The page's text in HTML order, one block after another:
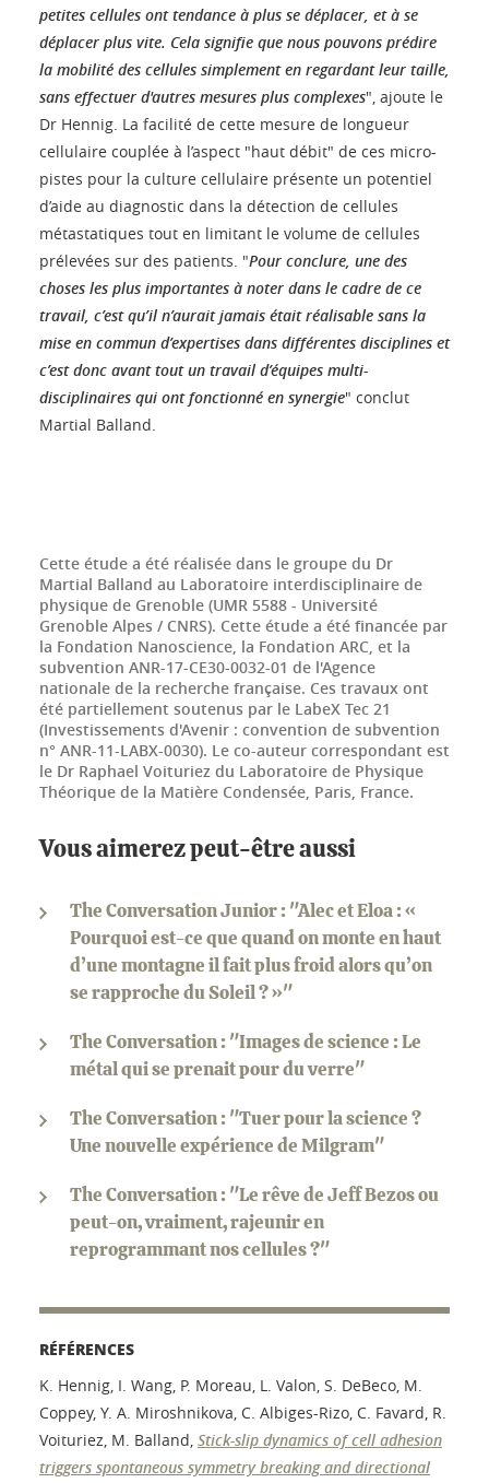
petites cellules ont tendance à plus se déplacer, et à se
déplacer plus vite. Cela signifie que nous pouvons prédire
la mobilité des cellules simplement en regardant leur taille,
sans effectuer d'autres mesures plus complexes", ajoute le
Dr Hennig. La facilité de cette mesure de longueur
cellulaire couplée à l’aspect "haut débit" de ces micro-
pistes pour la culture cellulaire présente un potentiel
d’aide au diagnostic dans la détection de cellules
métastatiques tout en limitant le volume de cellules
prélevées sur des patients. "Pour conclure, une des
choses les plus importantes à noter dans le cadre de ce
travail, c’est qu’il n’aurait jamais était réalisable sans la
mise en commun d’expertises dans différentes disciplines et
c’est donc avant tout un travail d’équipes multi-
disciplinaires qui ont fonctionné en synergie" conclut
Martial Balland.
Cette étude a été réalisée dans le groupe du Dr
Martial Balland au Laboratoire interdisciplinaire de
physique de Grenoble (UMR 5588 - Université
Grenoble Alpes / CNRS). Cette étude a été financée par
la Fondation Nanoscience, la Fondation ARC, et la
subvention ANR-17-CE30-0032-01 de l'Agence
nationale de la recherche française. Ces travaux ont
été partiellement soutenus par le LabeX Tec 21
(Investissements d'Avenir : convention de subvention
n° ANR-11-LABX-0030). Le co-auteur correspondant est
le Dr Raphael Voituriez du Laboratoire de Physique
Théorique de la Matière Condensée, Paris, France.
Vous aimerez peut-être aussi
The Conversation Junior : "Alec et Eloa : «
Pourquoi est-ce que quand on monte en haut
d’une montagne il fait plus froid alors qu’on
se rapproche du Soleil ? »"
The Conversation : "Images de science : Le
métal qui se prenait pour du verre"
The Conversation : "Tuer pour la science ?
Une nouvelle expérience de Milgram"
The Conversation : "Le rêve de Jeff Bezos ou
peut-on, vraiment, rajeunir en
reprogrammant nos cellules ?"
RÉFÉRENCES
K. Hennig, I. Wang, P. Moreau, L. Valon, S. DeBeco, M.
Coppey, Y. A. Miroshnikova, C. Albiges-Rizo, C. Favard, R.
Voituriez, M. Balland, Stick-slip dynamics of cell adhesion
triggers spontaneous symmetry breaking and directional